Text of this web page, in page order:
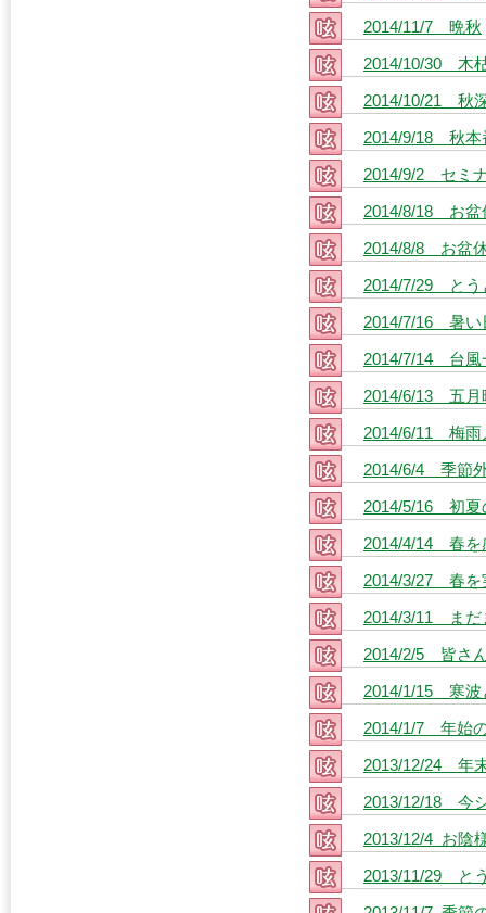
2014/11/7 晩秋
2014/10/30 木
2014/10/21 秋
2014/9/18 秋本
2014/9/2 セミ
2014/8/18 お盆
2014/8/8 お盆
2014/7/29 とう
2014/7/16 暑い
2014/7/14 台風
2014/6/13 五月
2014/6/11 梅雨
2014/6/4 季節
2014/5/16 初夏
2014/4/14 春を
2014/3/27 春を
2014/3/11 まだ
2014/2/5 皆さ
2014/1/15 寒波
2014/1/7 年始
2013/12/24 年
2013/12/18 今
2013/12/4 お陰
2013/11/29 と